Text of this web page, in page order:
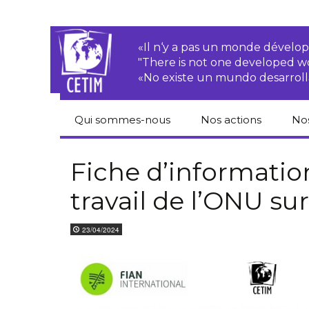
«Il n‘y a pas un monde
"There is not one developed
«No existe un mundo
Qui sommes-nous
Équipe
Newsletters
Statuts
Nos actions
paysan.nes
Sociétés
transnationales
Droits économiques,
sociaux et culturels
Fiche
travail de l’ONU
23/04/2024